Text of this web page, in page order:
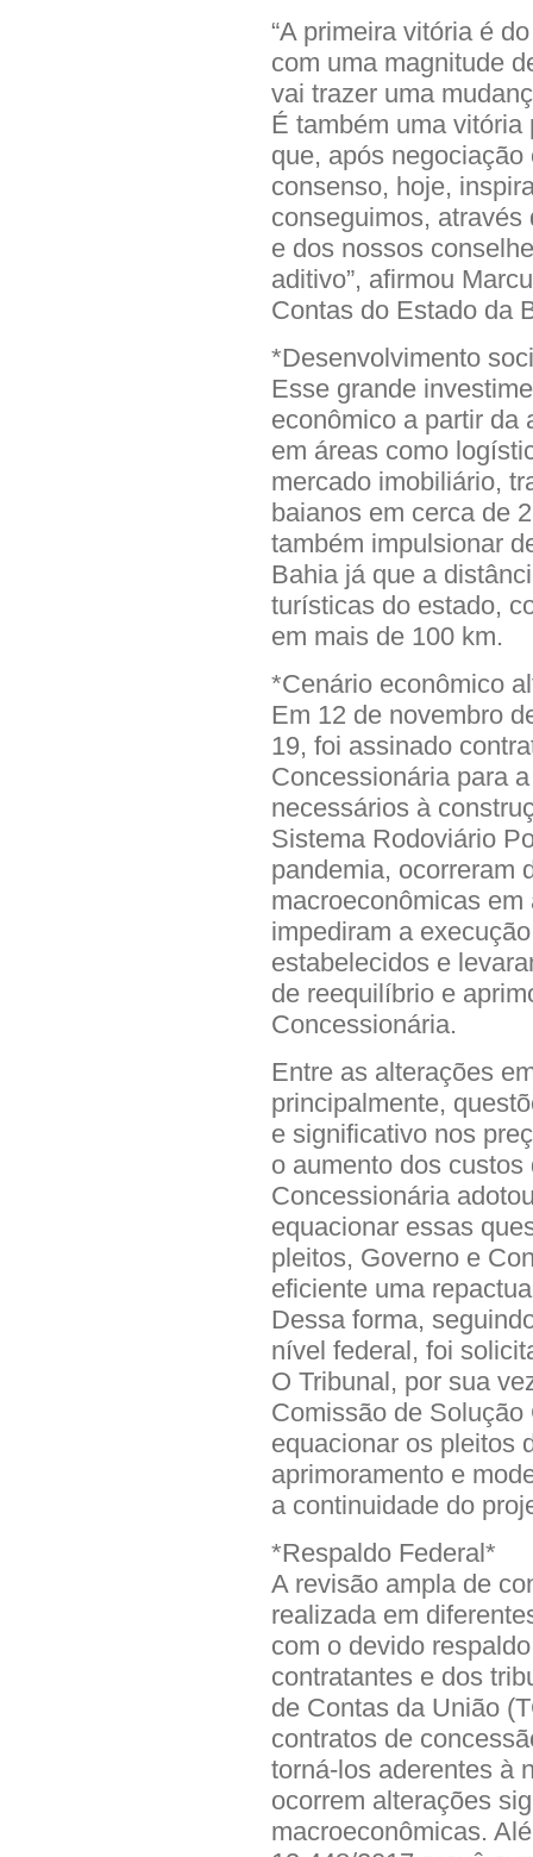
“A primeira vitória é
com uma magnitude
vai trazer uma
É também uma
que, após
consenso, hoje,
conseguimos,
e dos nossos
aditivo”, afirmou
Contas do Estado da
*Desenvolvimento
Esse grande
econômico a partir da
em áreas como
mercado imobiliário,
baianos em cerca de
também impulsionar
Bahia já que a
turísticas do estado,
em mais de 100 km.
*Cenário econômico
Em 12 de novembro
19, foi assinado
Concessionária para
necessários à
Sistema Rodoviário
pandemia, ocorreram
macroeconômicas
impediram a
estabelecidos e
de reequilíbrio e
Concessionária.
Entre as alterações
principalmente,
e significativo nos
o aumento dos
Concessionária
equacionar essas
pleitos, Governo e
eficiente uma
Dessa forma,
nível federal, foi
O Tribunal, por sua
Comissão de
equacionar os pleitos
aprimoramento e
a continuidade do
*Respaldo Federal*
A revisão ampla de
realizada em
com o devido
contratantes e dos
de Contas da União
contratos de
torná-los aderentes à
ocorrem alterações
macroeconômicas.